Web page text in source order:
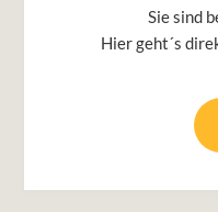
Sie sind
Hier geht´s